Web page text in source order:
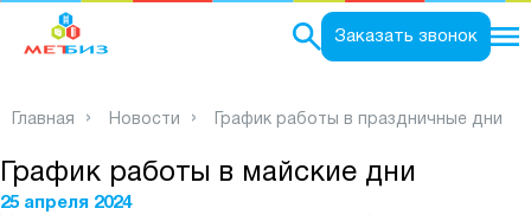
Заказать звонок
Главная Новости График работы в праздничные дни
График работы в майские дни
25 апреля 2024